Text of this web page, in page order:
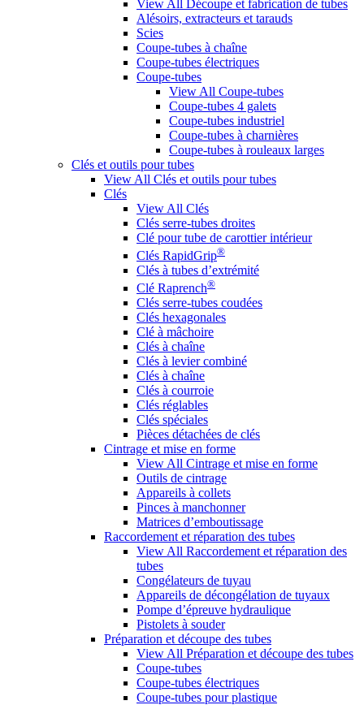
View All Découpe et fabrication de tubes
Alésoirs, extracteurs et tarauds
Scies
Coupe-tubes à chaîne
Coupe-tubes électriques
Coupe-tubes
View All Coupe-tubes
Coupe-tubes 4 galets
Coupe-tubes industriel
Coupe-tubes à charnières
Coupe-tubes à rouleaux larges
Clés et outils pour tubes
View All Clés et outils pour tubes
Clés
View All Clés
Clés serre-tubes droites
Clé pour tube de carottier intérieur
Clés RapidGrip®
Clés à tubes d’extrémité
Clé Raprench®
Clés serre-tubes coudées
Clés hexagonales
Clé à mâchoire
Clés à chaîne
Clés à levier combiné
Clés à chaîne
Clés à courroie
Clés réglables
Clés spéciales
Pièces détachées de clés
Cintrage et mise en forme
View All Cintrage et mise en forme
Outils de cintrage
Appareils à collets
Pinces à manchonner
Matrices d’emboutissage
Raccordement et réparation des tubes
View All Raccordement et réparation des
tubes
Congélateurs de tuyau
Appareils de décongélation de tuyaux
Pompe d’épreuve hydraulique
Pistolets à souder
Préparation et découpe des tubes
View All Préparation et découpe des tubes
Coupe-tubes
Coupe-tubes électriques
Coupe-tubes pour plastique